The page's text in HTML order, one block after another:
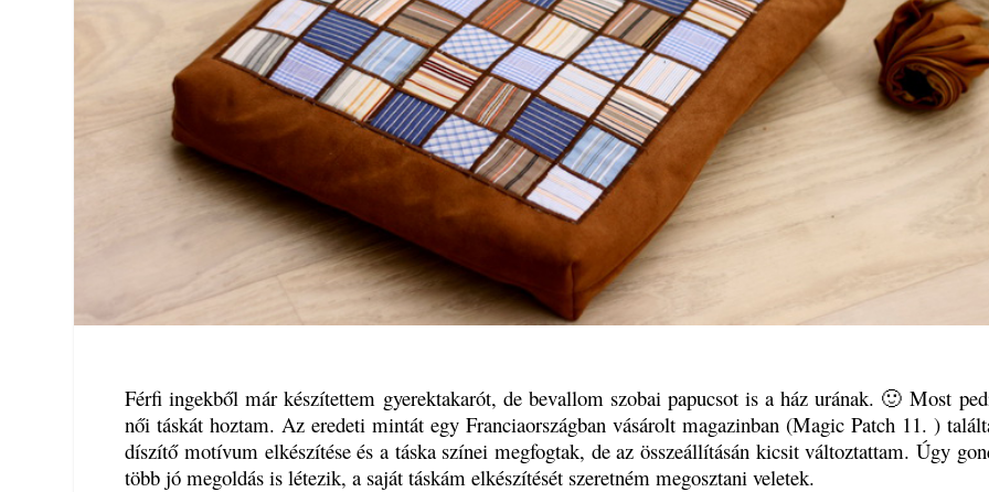
Férfi ingekből már készítettem gyerektakarót, de bevallom szobai papucsot is a ház urának. 🙂 Most
női táskát hoztam. Az eredeti mintát egy Franciaországban vásárolt magazinban (Magic Patch 11. )
díszítő motívum elkészítése és a táska színei megfogtak, de az összeállításán kicsit változtattam. Úgy
több jó megoldás is létezik, a saját táskám elkészítését szeretném megosztani veletek.